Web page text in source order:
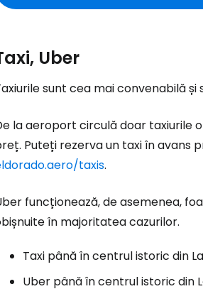
Uber
sunt cea mai convenabilă
la aeroport circulă doar taxiurile
Puteți rezerva un taxi în avans
taxis.
funcționează, de asemenea,
în majoritatea cazurilor.
Taxi până în centrul istoric din
Uber până în centrul istoric din